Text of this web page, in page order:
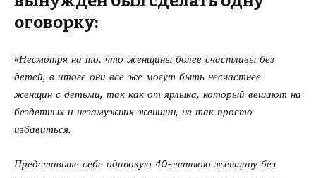
оговорку:
«Несмотря на то, что женщины более счастливы без
детей, в итоге они все же могут быть несчастнее
женщин с детьми, так как от ярлыка, который вешают на
бездетных и незамужних женщин, не так просто
избавиться.
Представьте себе одинокую 40-летнюю женщину без